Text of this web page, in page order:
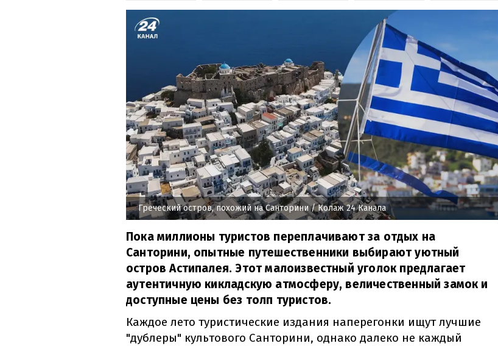
Греческий остров, похожий на Санторини/ Колаж 24 Канала
Пока миллионы туристов переплачивают за отдых на
Санторини, опытные путешественники выбирают уютный
остров Астипалея. Этот малоизвестный уголок предлагает
аутентичную кикладскую атмосферу, величественный замок и
доступные цены без толп туристов.
Каждое лето туристические издания наперегонки ищут лучшие
"дублеры" культового Санторини, однако далеко не каждый